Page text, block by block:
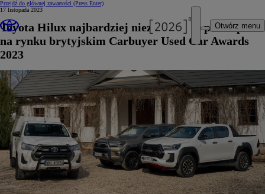
Przejdź do głównej zawartości (Press Enter)
Otwórz menu
17 listopada 2023
Toyota Hilux najbardziej niezawodnym pick-upem
na rynku brytyjskim Carbuyer Used Car Awards
2023